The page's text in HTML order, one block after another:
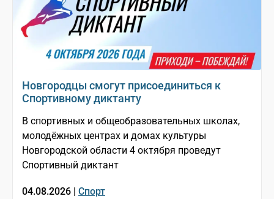
Новгородцы смогут присоединиться к
Спортивному диктанту
В спортивных и общеобразовательных школах,
молодёжных центрах и домах культуры
Новгородской области 4 октября проведут
Спортивный диктант
04.08.2026 | Спорт